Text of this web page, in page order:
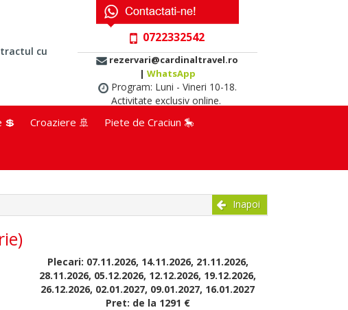
cu
0722332542
rezervari@cardinaltravel.ro
| WhatsApp
Program: Luni - Vineri 10-18.
Activitate exclusiv online.
💲 Croaziere 🚢 Piete de Craciun 🎠
Inapoi
Plecari: 07.11.2026, 14.11.2026, 21.11.2026,
28.11.2026, 05.12.2026, 12.12.2026, 19.12.2026,
26.12.2026, 02.01.2027, 09.01.2027, 16.01.2027
Pret: de la 1291 €